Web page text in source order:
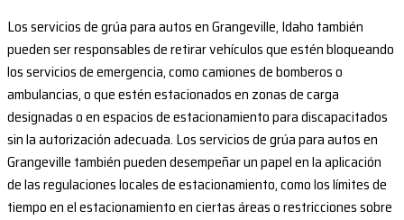
Los servicios de grúa para autos en Grangeville, Idaho también
pueden ser responsables de retirar vehículos que estén bloqueando
los servicios de emergencia, como camiones de bomberos o
ambulancias, o que estén estacionados en zonas de carga
designadas o en espacios de estacionamiento para discapacitados
sin la autorización adecuada. Los servicios de grúa para autos en
Grangeville también pueden desempeñar un papel en la aplicación
de las regulaciones locales de estacionamiento, como los límites de
tiempo en el estacionamiento en ciertas áreas o restricciones sobre